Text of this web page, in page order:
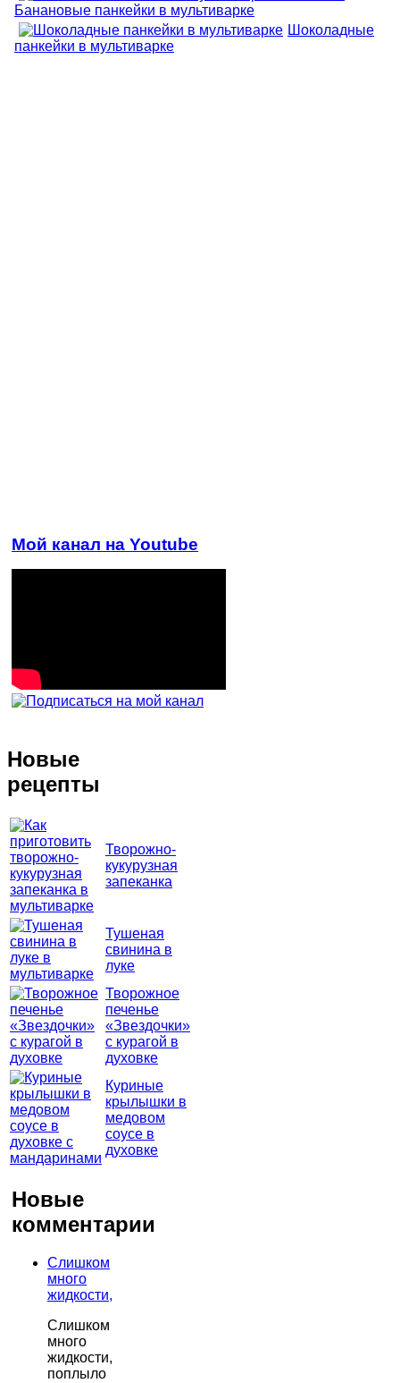
Банановые панкейки в мультиварке
Шоколадные
панкейки в мультиварке
Мой канал на Youtube
Новые
рецепты
Творожно-
кукурузная
запеканка
Тушеная
свинина в
луке
Творожное
печенье
«Звездочки»
с курагой в
духовке
Куриные
крылышки в
медовом
соусе в
духовке
Новые
комментарии
Слишком
много
жидкости,
Слишком
много
жидкости,
поплыло